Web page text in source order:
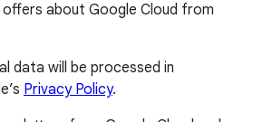
about Google Cloud from
data will be processed in
Privacy Policy.